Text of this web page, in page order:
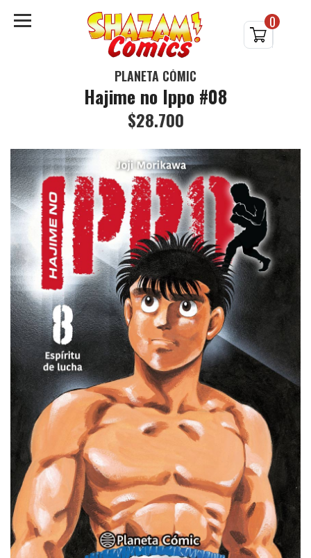
0
PLANETA CÓMIC
Hajime no Ippo #08
$28.700